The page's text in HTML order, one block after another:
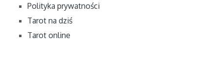
Polityka prywatności
Tarot na dziś
Tarot online